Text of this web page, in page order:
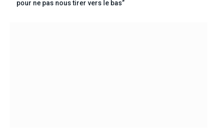
pour ne pas nous tirer vers le bas”